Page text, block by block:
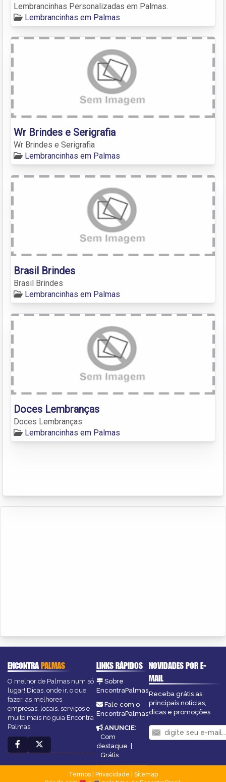
Lembrancinhas Personalizadas em Palmas.
Lembrancinhas em Palmas
Wr Brindes e Serigrafia
Wr Brindes e Serigrafia
Lembrancinhas em Palmas
Brasil Brindes
Brasil Brindes
Lembrancinhas em Palmas
Doces Lembranças
Doces Lembranças
Lembrancinhas em Palmas
ENCONTRAPALMAS
O melhor de Palmas num só
lugar! Dicas, onde ir, o que
fazer, as melhores
empresas, locais, serviços e
muito mais no guia Encontra
Palmas.
LINKS RÁPIDOS
Sobre
EncontraPalmas
Fale com o
EncontraPalmas
ANUNCIE:
Com
destaque |
Grátis
NOVIDADES POR E-
MAIL
Receba grátis as
principais notícias,
dicas e promoções
Termos| Privacidade
Sitemap